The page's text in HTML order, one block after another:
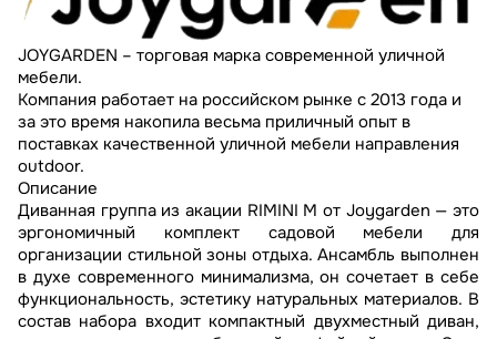
JOYGARDEN – торговая марка современной уличной
мебели.
Компания работает на российском рынке с 2013 года и
за это время накопила весьма приличный опыт в
поставках качественной уличной мебели направления
outdoor.
Описание
Диванная группа из акации RIMINI M от Joygarden — это
эргономичный комплект садовой мебели для
организации стильной зоны отдыха. Ансамбль выполнен
в духе современного минимализма, он сочетает в себе
функциональность, эстетику натуральных материалов. В
состав набора входит компактный двухместный диван,